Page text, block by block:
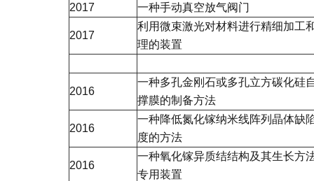
2017
一种手动真空放气阀门
2017
利用微束激光对材料进行精细加工
理的装置
2016
一种多孔金刚石或多孔立方碳化硅
撑膜的制备方法
2016
一种降低氮化镓纳米线阵列晶体缺
度的方法
2016
一种氧化镓异质结结构及其生长方
专用装置